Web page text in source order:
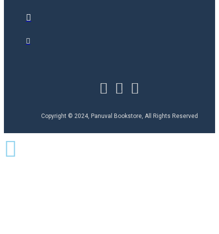
Copyright © 2024, Panuval Bookstore, All Rights Reserved